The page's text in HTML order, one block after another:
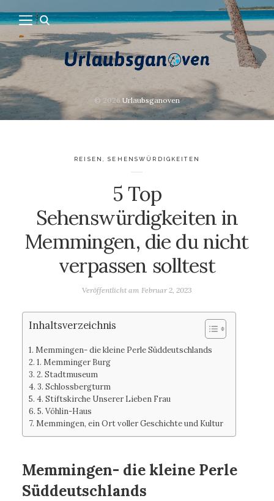
© 2026 Urlaubsganoven
REISEN ,SEHENSWÜRDIGKEITEN
5 Top
Sehenswürdigkeiten in
Memmingen, die du nicht
verpassen solltest
Veröffentlicht am Februar 2, 2023
Inhaltsverzeichnis
Memmingen- die kleine Perle Süddeutschlands
1. Memminger Burg
2. Stadtmuseum
3. Schlossbergturm
4. Stiftskirche Unserer Lieben Frau
5. Vöhlin-Haus
Memmingen, ein Ort voller Geschichte und Kultur
Memmingen- die kleine Perle
Süddeutschlands